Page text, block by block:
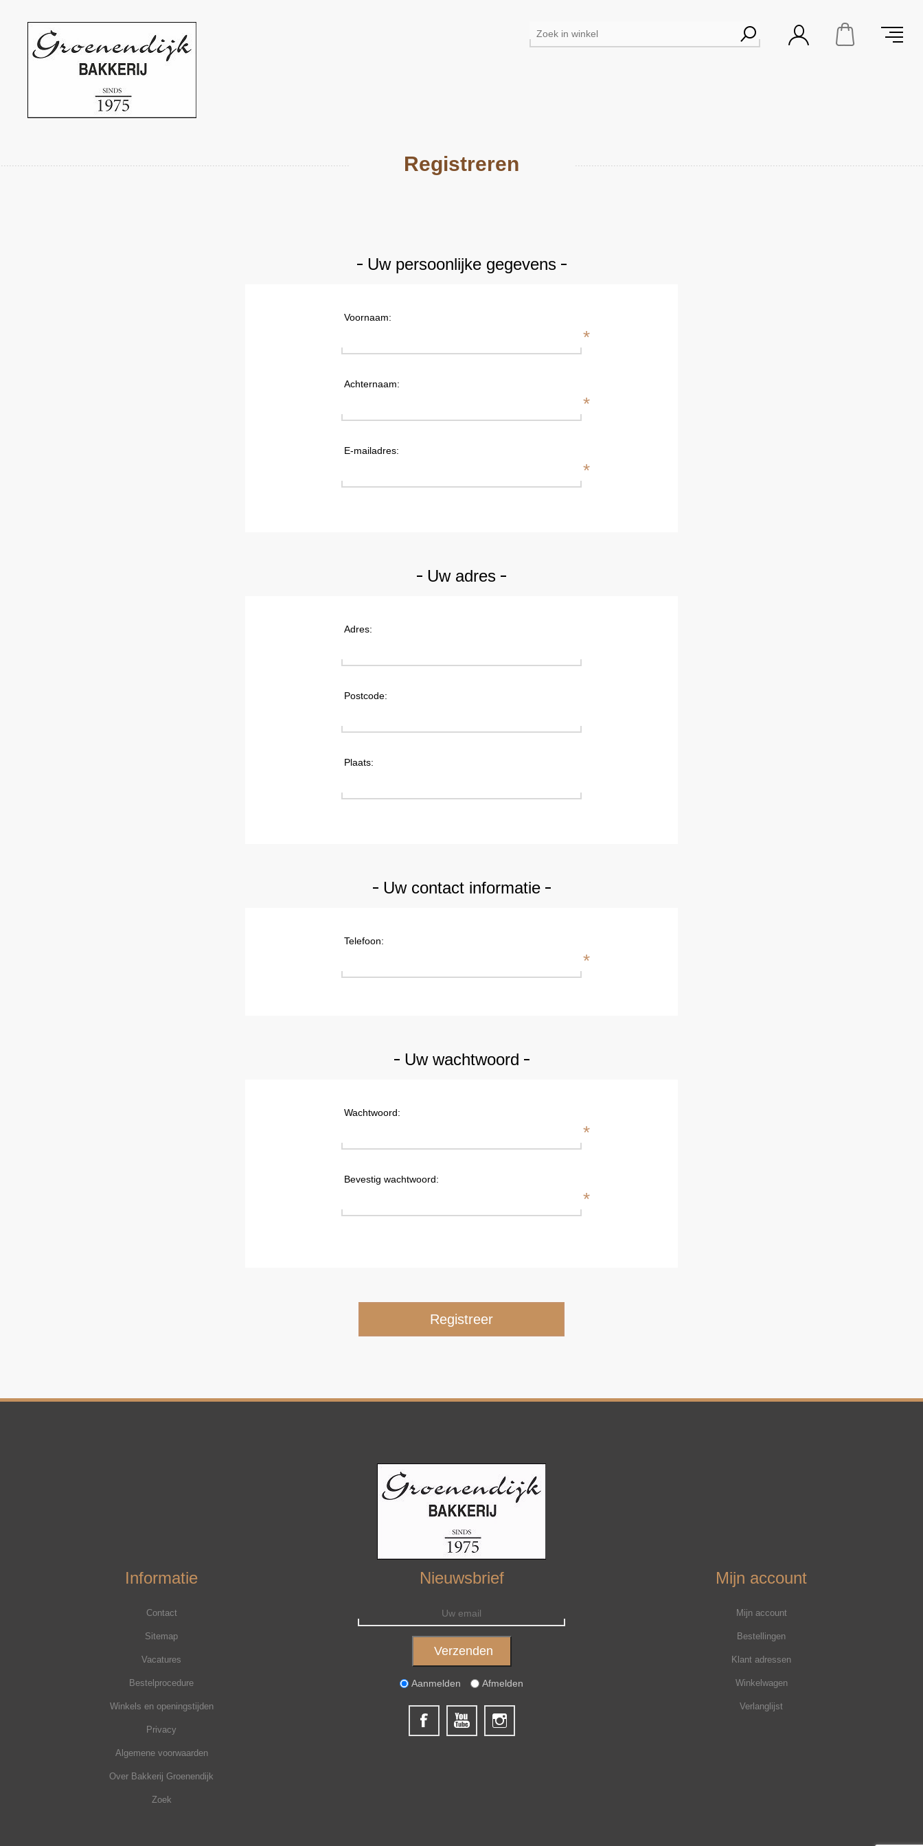
Registreren
Uw persoonlijke gegevens
Voornaam:
*
Achternaam:
*
E-mailadres:
*
Uw adres
Adres:
Postcode:
Plaats:
Uw contact informatie
Telefoon:
*
Uw wachtwoord
Wachtwoord:
*
Bevestig wachtwoord:
*
Informatie
Contact
Sitemap
Vacatures
Bestelprocedure
Winkels en openingstijden
Privacy
Algemene voorwaarden
Over Bakkerij Groenendijk
Zoek
Nieuwsbrief
Aanmelden Afmelden
Mijn account
Mijn account
Bestellingen
Klant adressen
Winkelwagen
Verlanglijst